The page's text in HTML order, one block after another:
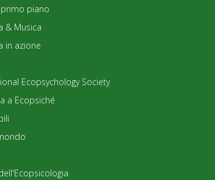
piano
& Musica
in azione
Ecopsychology Society
a Ecopsiché